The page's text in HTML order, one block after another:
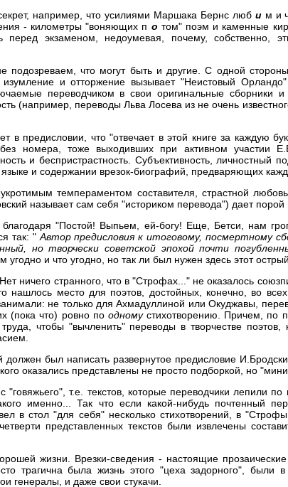
например, что усилиями Маршака Бернс люб и м и
- километры "воняющих п о том" поэм и каменные
перед экзаменом, недоумевая, почему, собственно,
что могут быть и другие. С одной
и отторжение вызывает "Неистовый
переводчиком в свои оригинальные сборники и
(например, переводы Льва Лосева из не очень
в предисловии, что "отвечает в этой книге за каждую
номера, тоже выходивших при активном участии
и беспристрастность. Субъективность, личностный
языке и содержании врезок-биографий, предваряющих
темпераментом составителя, страстной
называет сам себя "историком перевода") дает
"Постой! Выпьем, ей-богу! Еще, Бетси, нам
так: " Автор предисловия к итоговому, посмертному
но творчески советской эпохой почти
угодно и что угодно, но так ли был нужен здесь этот
ничего странного, что в "Строфах..." не оказалось
нашлось место для поэтов, достойных, конечно, во
не только для Ахмадуллиной или Окуджавы,
(пока что) ровно по одномустихотворению. Причем, по
чтобы "вычленить" переводы в творчестве поэтов,
должен был написать развернутое предисловие
оказались представлены не просто подборкой, но
т.е. текстов, которые переводчики лепили
именно... Так что если какой-нибудь почтенный
в стол "для себя" несколько стихотворений, в
представленных текстов были извлечены
жизни. Врезки-сведения - настоящие
трагична была жизнь этого "цеха задорного", были
генералы, и даже свои стукачи.